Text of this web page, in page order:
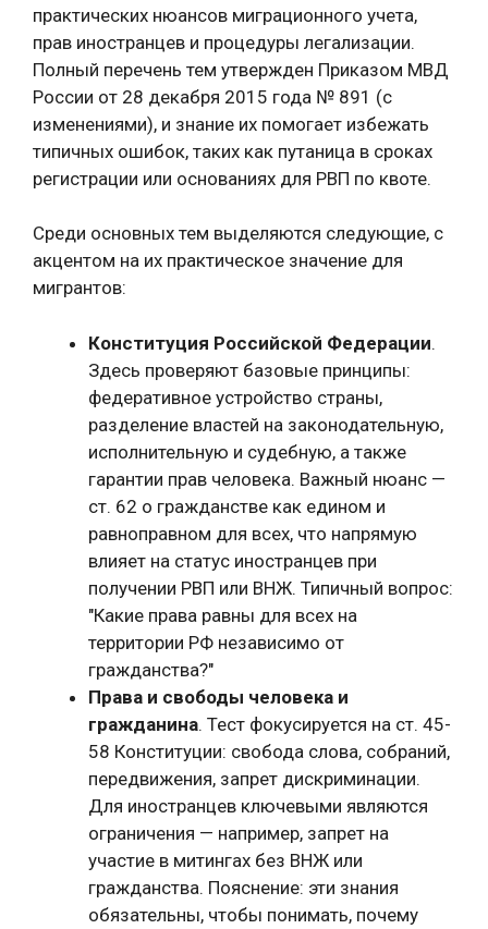
практических нюансов миграционного учета,
прав иностранцев и процедуры легализации.
Полный перечень тем утвержден Приказом МВД
России от 28 декабря 2015 года № 891 (с
изменениями), и знание их помогает избежать
типичных ошибок, таких как путаница в сроках
регистрации или основаниях для РВП по квоте.
Среди основных тем выделяются следующие, с
акцентом на их практическое значение для
мигрантов:
Конституция Российской Федерации.
Здесь проверяют базовые принципы:
федеративное устройство страны,
разделение властей на законодательную,
исполнительную и судебную, а также
гарантии прав человека. Важный нюанс —
ст. 62 о гражданстве как едином и
равноправном для всех, что напрямую
влияет на статус иностранцев при
получении РВП или ВНЖ. Типичный вопрос:
"Какие права равны для всех на
территории РФ независимо от
гражданства?"
Права и свободы человека и
гражданина. Тест фокусируется на ст. 45-
58 Конституции: свобода слова, собраний,
передвижения, запрет дискриминации.
Для иностранцев ключевыми являются
ограничения — например, запрет на
участие в митингах без ВНЖ или
гражданства. Пояснение: эти знания
обязательны, чтобы понимать, почему